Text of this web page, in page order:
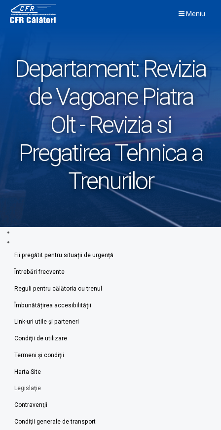
content
Meniu
Departament:Revizia
de Vagoane Piatra
Olt - Revizia si
Pregatirea Tehnica a
Trenurilor
Fii pregătit pentru situații de urgență
Întrebări frecvente
Reguli pentru călătoria cu trenul
Îmbunătățirea accesibilității
Link-uri utile şi parteneri
Condiţii de utilizare
Termeni şi condiţii
Harta Site
Legislaţie
Contravenţii
Condiţii generale de transport